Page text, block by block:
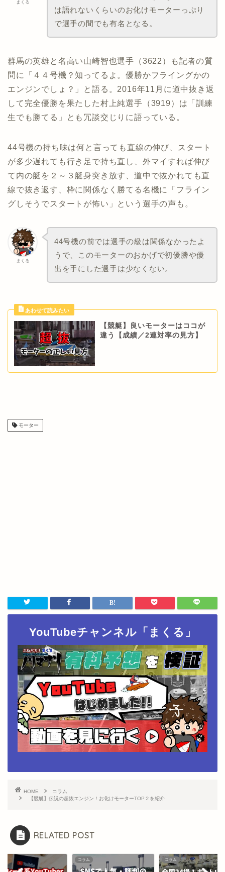
まくる
は語れないくらいのお化けモーターっぷり
で選手の間でも有名となる。
群馬の英雄と名高い山崎智也選手（3622）も記者の質
問に「４４号機？知ってるよ。優勝かフライングかの
エンジンでしょ？」と語る。2016年11月に道中抜き返
して完全優勝を果たした村上純選手（3919）は「訓練
生でも勝てる」とも冗談交じりに語っている。
44号機の持ち味は何と言っても直線の伸び、スタート
が多少遅れても行き足で持ち直し、外マイすれば伸び
て内の艇を２～３艇身突き放す、道中で抜かれても直
線で抜き返す、枠に関係なく勝てる名機に「フライン
グしそうでスタートが怖い」という選手の声も。
まくる
44号機の前では選手の級は関係なかったよ
うで、このモーターのおかげで初優勝や優
出を手にした選手は少なくない。
【競艇】良いモーターはココが
違う【成績／2連対率の見方】
モーター
YouTubeチャンネル「まくる」
HOME
コラム
【競艇】伝説の超抜エンジン！お化けモーターTOP２を紹介
RELATED POST
コラム コラム